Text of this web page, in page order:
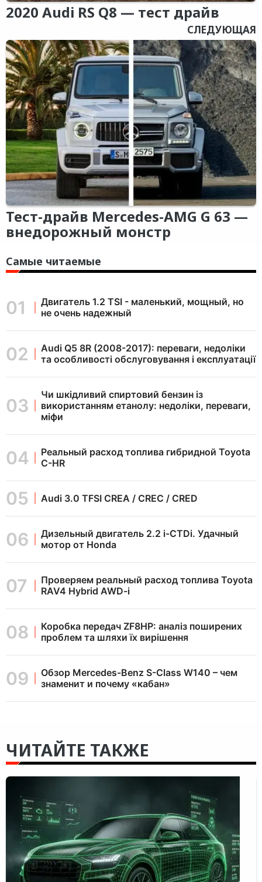
2020 Audi RS Q8 — тест драйв
СЛЕДУЮЩАЯ
Тест-драйв Mercedes-AMG G 63 —
внедорожный монстр
Самые читаемые
Двигатель 1.2 TSI - маленький, мощный, но
не очень надежный
Audi Q5 8R (2008-2017): переваги, недоліки
та особливості обслуговування і експлуатації
Чи шкідливий спиртовий бензин із
використанням етанолу: недоліки, переваги,
міфи
Реальный расход топлива гибридной Toyota
C-HR
Audi 3.0 TFSI CREA / CREC / CRED
Дизельный двигатель 2.2 i-CTDi. Удачный
мотор от Honda
Проверяем реальный расход топлива Toyota
RAV4 Hybrid AWD-i
Коробка передач ZF8HP: аналіз поширених
проблем та шляхи їх вирішення
Обзор Mercedes-Benz S-Class W140 – чем
знаменит и почему «кабан»
ЧИТАЙТЕ ТАКЖЕ